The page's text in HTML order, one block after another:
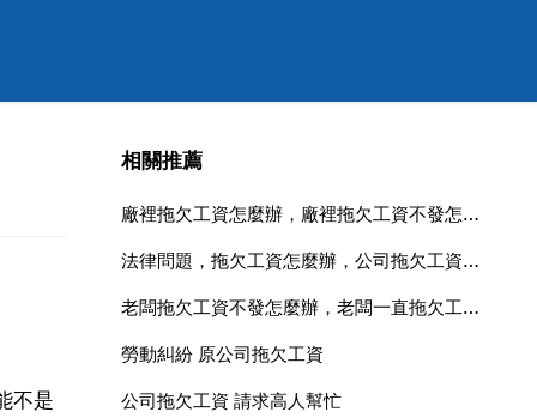
不是
相關推薦
廠裡拖欠工資怎麼辦，廠裡拖欠工資不發怎麼辦
法律問題，拖欠工資怎麼辦，公司拖欠工資怎麼辦法律諮詢
老闆拖欠工資不發怎麼辦，老闆一直拖欠工資不發怎麼辦
勞動糾紛 原公司拖欠工資
公司拖欠工資 請求高人幫忙